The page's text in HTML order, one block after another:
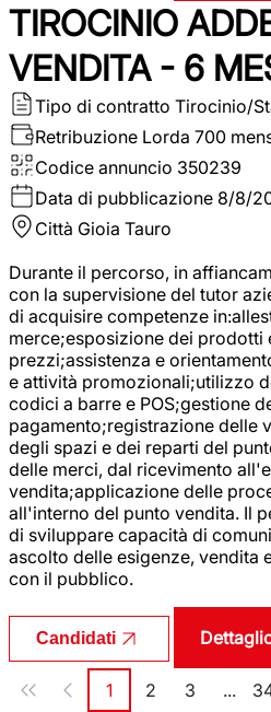
TIROCINIO
VENDITA - 6
Tipo di contratto Tirocinio/
Retribuzione Lorda 700
Codice annuncio 350239
Data di pubblicazione 8/8/
Città Gioia Tauro
Durante il percorso, in
con la supervisione del tutor
di acquisire competenze
merce;esposizione dei prodotti
prezzi;assistenza e
e attività promozionali;utilizzo
codici a barre e POS;gestione
pagamento;registrazione delle
degli spazi e dei reparti del
delle merci, dal ricevimento
vendita;applicazione delle
all'interno del punto vendita. Il
di sviluppare capacità di
ascolto delle esigenze, vendita
con il pubblico.
Candidati
Paginazione
Pagina
1 Pagina
2 Pagina
3 ...